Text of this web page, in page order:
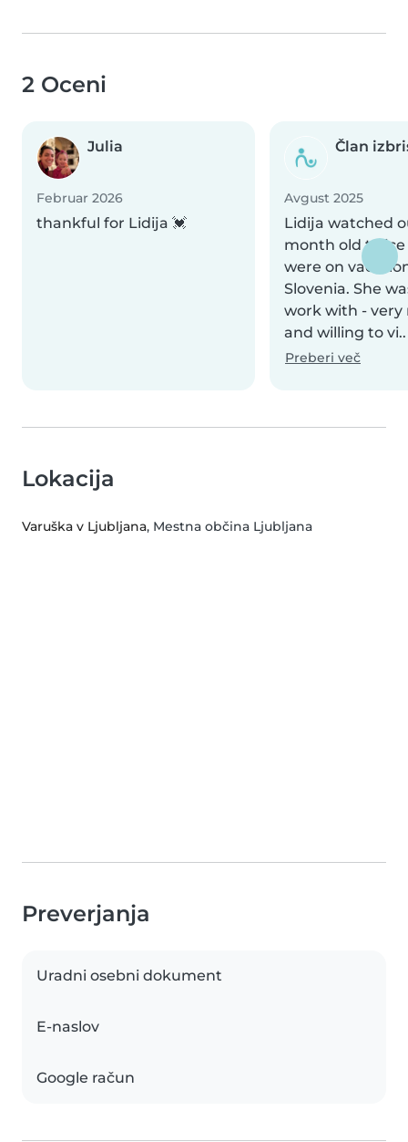
2 Oceni
Julia
Februar 2026
thankful for Lidija 💓
Član
Avgust 2025
Lidija watched
month old twice
were on
Slovenia. She
work with - very
and willing to vi..
Preberi več
Lokacija
Varuška v Ljubljana, Mestna občina Ljubljana
Preverjanja
Uradni osebni dokument
E-naslov
Google račun